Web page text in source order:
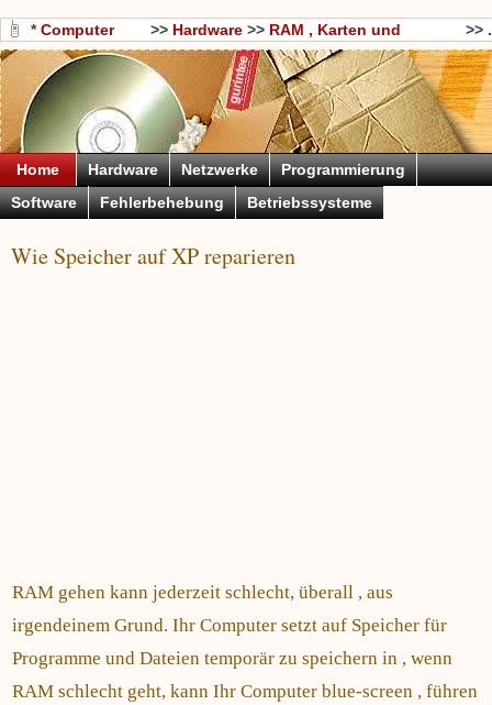
*Computer
Wissen
>> Hardware >> RAM , Karten und
Motherboards
>> .
Home Hardware Netzwerke
Programmierung
Software
Fehlerbehebung Betriebssysteme
Wie Speicher auf XP reparieren
RAM gehen kann jederzeit schlecht, überall , aus
irgendeinem Grund. Ihr Computer setzt auf Speicher für
Programme und Dateien temporär zu speichern in , wenn
RAM schlecht geht, kann Ihr Computer blue-screen , führen